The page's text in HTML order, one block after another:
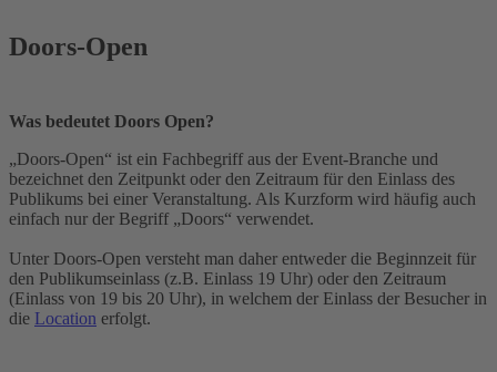
Doors-Open
Was bedeutet Doors Open?
„Doors-Open“ ist ein Fachbegriff aus der Event-Branche und
bezeichnet den Zeitpunkt oder den Zeitraum für den Einlass des
Publikums bei einer Veranstaltung. Als Kurzform wird häufig auch
einfach nur der Begriff „Doors“ verwendet.
Unter Doors-Open versteht man daher entweder die Beginnzeit für
den Publikumseinlass (z.B. Einlass 19 Uhr) oder den Zeitraum
(Einlass von 19 bis 20 Uhr), in welchem der Einlass der Besucher in
die Location erfolgt.